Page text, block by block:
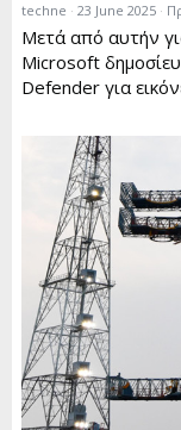
techne 23 June 2025
Μετά από αυτήν
Microsoft
Defender για